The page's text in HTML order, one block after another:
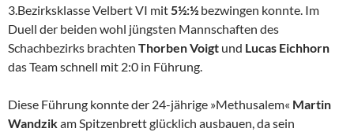
3.Bezirksklasse Velbert VI mit5½:½ bezwingen konnte. Im
Duell der beiden wohl jüngsten Mannschaften des
Schachbezirks brachten Thorben Voigt und Lucas Eichhorn
das Team schnell mit 2:0 in Führung.
Diese Führung konnte der 24-jährige »Methusalem« Martin
Wandzikam Spitzenbrett glücklich ausbauen, da sein